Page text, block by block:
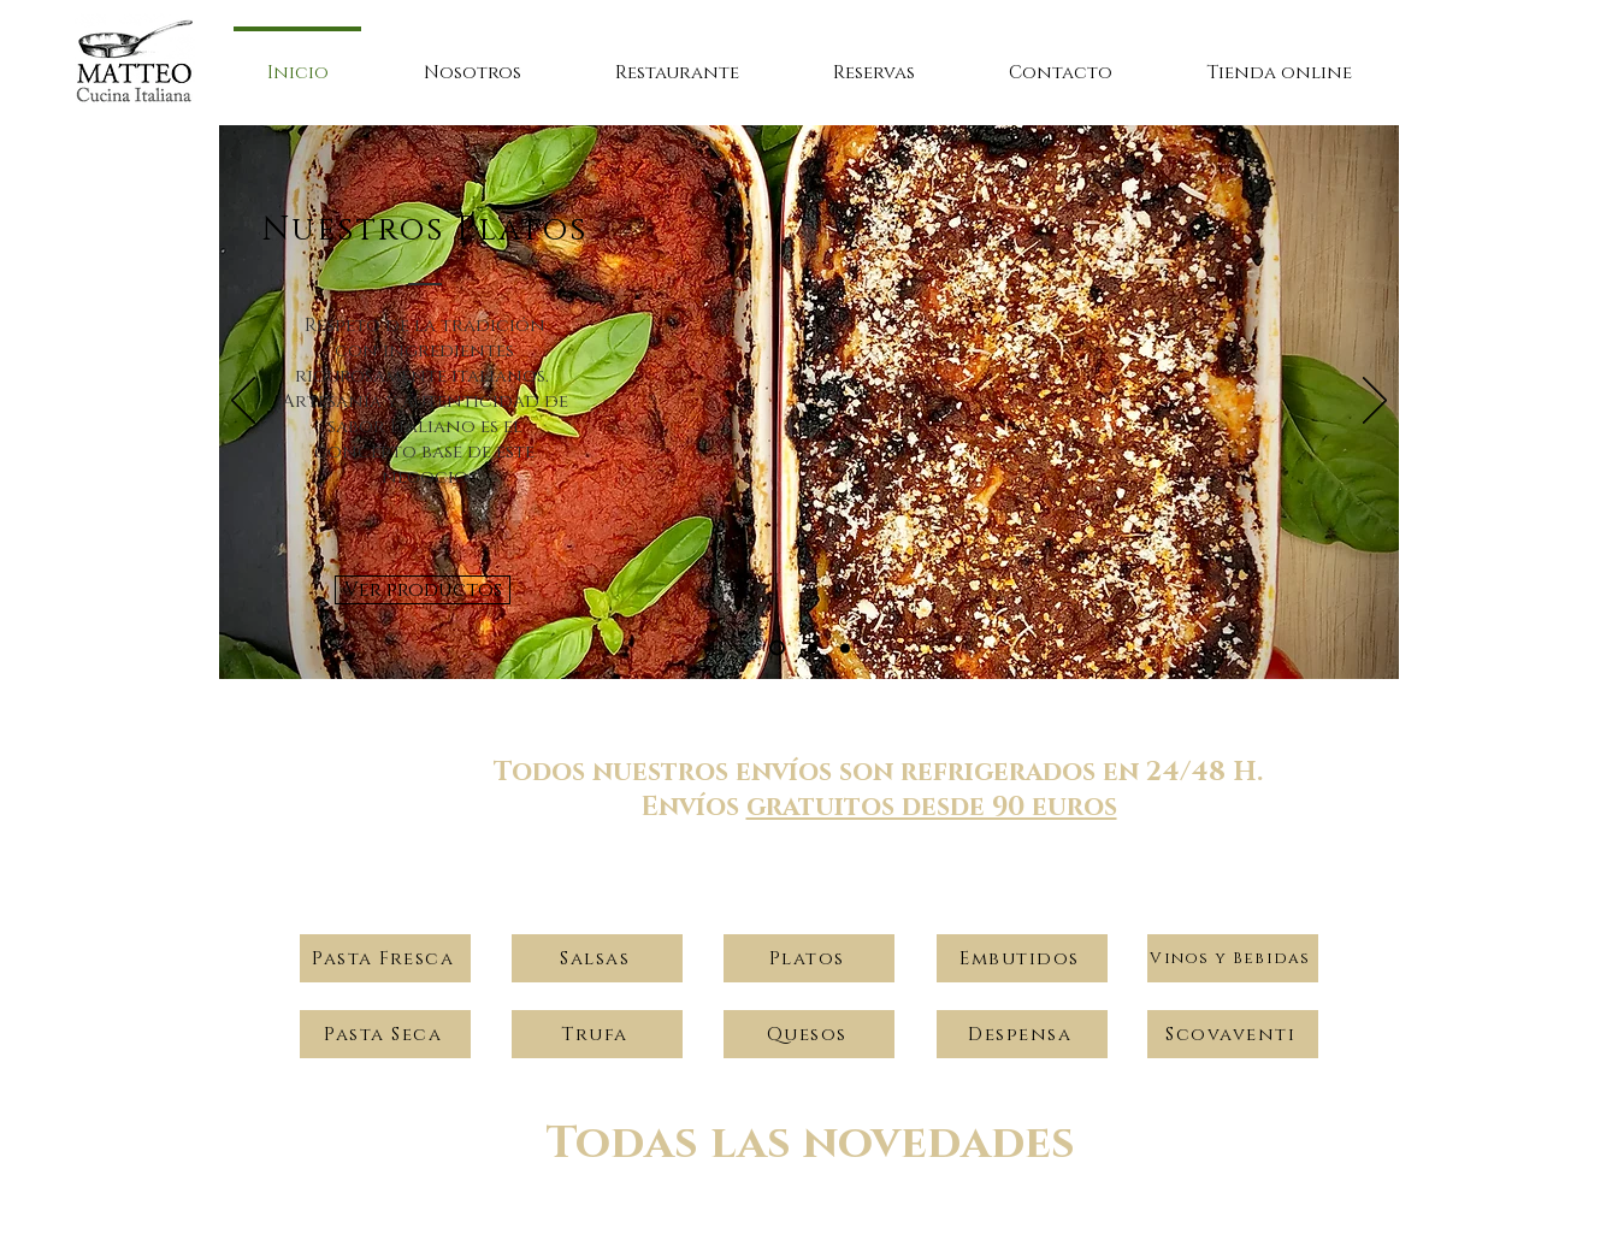
Inicio Nosotros Restaurante Reservas Contacto Tienda online
Nuestros Platos
Respeto de la tradición
con ingredientes
rigurosamente italianos.
Artesanía y autenticidad de
sabor Italiano es el
concepto base de este
negocio
Ver productos
Todos nuestros envíos son refrigerados en 24/48 H.
Envíos gratuitos desde 90 euros
Pasta Fresca
Pasta Seca
Salsas
Trufa
Platos
Quesos
Embutidos
Despensa
Vinos y Bebidas
Scovaventi
Todas las novedades